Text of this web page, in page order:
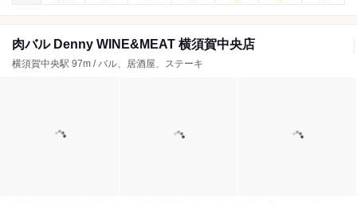
肉バル Denny WINE&MEAT 横須賀中央店
横須賀中央駅 97m / バル、居酒屋、ステーキ